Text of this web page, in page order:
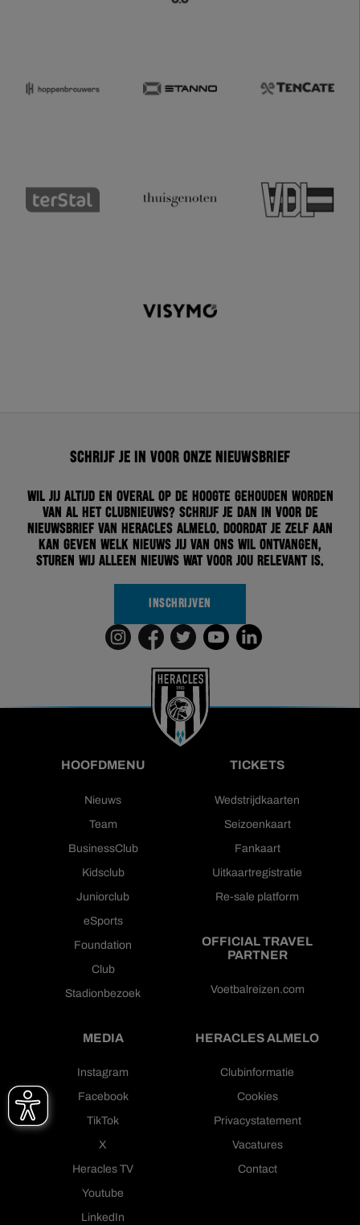
Schrijf je in voor onze nieuwsbrief
Wil jij altijd en overal op de hoogte gehouden worden
van al het clubnieuws? Schrijf je dan in voor de
nieuwsbrief van Heracles Almelo. Doordat je zelf aan
kan geven welk nieuws jij van ons wil ontvangen,
sturen wij alleen nieuws wat voor jou relevant is.
INSCHRIJVEN
HOOFDMENU
Nieuws
Team
BusinessClub
Kidsclub
Juniorclub
eSports
Foundation
Club
Stadionbezoek
TICKETS
Wedstrijdkaarten
Seizoenkaart
Fankaart
Uitkaartregistratie
Re-sale platform
OFFICIAL TRAVEL
PARTNER
Voetbalreizen.com
MEDIA
Instagram
Facebook
TikTok
X
Heracles TV
Youtube
LinkedIn
HERACLES ALMELO
Clubinformatie
Cookies
Privacystatement
Vacatures
Contact